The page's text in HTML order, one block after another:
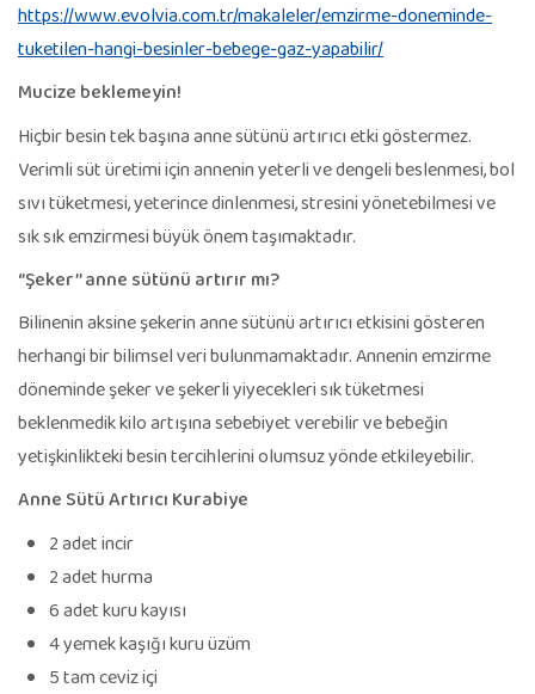
https://www.evolvia.com.tr/makaleler/emzirme-doneminde-
tuketilen-hangi-besinler-bebege-gaz-yapabilir/
Mucize beklemeyin!
Hiçbir besin tek başına anne sütünü artırıcı etki göstermez.
Verimli süt üretimi için annenin yeterli ve dengeli beslenmesi, bol
sıvı tüketmesi, yeterince dinlenmesi, stresini yönetebilmesi ve
sık sık emzirmesi büyük önem taşımaktadır.
‘’Şeker’’ anne sütünü artırır mı?
Bilinenin aksine şekerin anne sütünü artırıcı etkisini gösteren
herhangi bir bilimsel veri bulunmamaktadır. Annenin emzirme
döneminde şeker ve şekerli yiyecekleri sık tüketmesi
beklenmedik kilo artışına sebebiyet verebilir ve bebeğin
yetişkinlikteki besin tercihlerini olumsuz yönde etkileyebilir.
Anne Sütü Artırıcı Kurabiye
2 adet incir
2 adet hurma
6 adet kuru kayısı
4 yemek kaşığı kuru üzüm
5 tam ceviz içi